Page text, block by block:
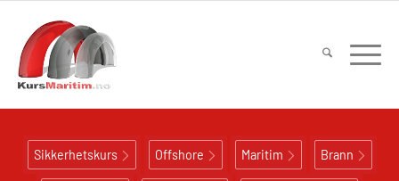
Sikkerhetskurs Offshore Maritim Brann